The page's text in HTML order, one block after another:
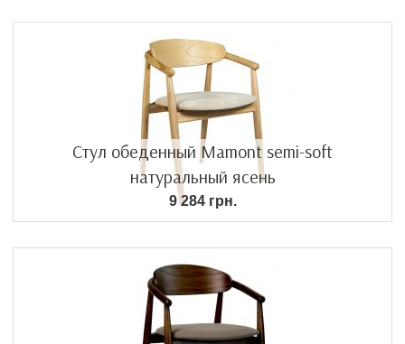
Стул обеденный Mamont semi-soft
натуральный ясень
9 284 грн.